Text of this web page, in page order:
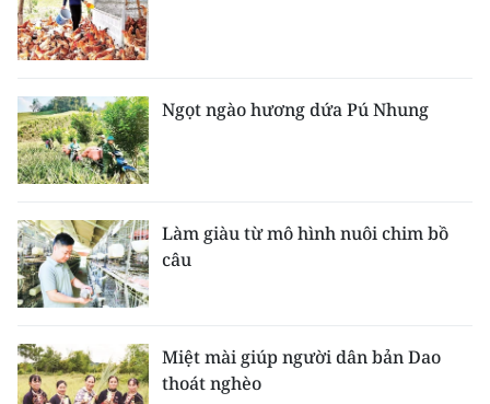
Ngọt ngào hương dứa Pú Nhung
Làm giàu từ mô hình nuôi chim bồ
câu
Miệt mài giúp người dân bản Dao
thoát nghèo